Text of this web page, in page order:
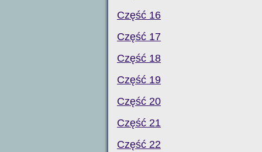
Część 16
Część 17
Część 18
Część 19
Część 20
Część 21
Część 22